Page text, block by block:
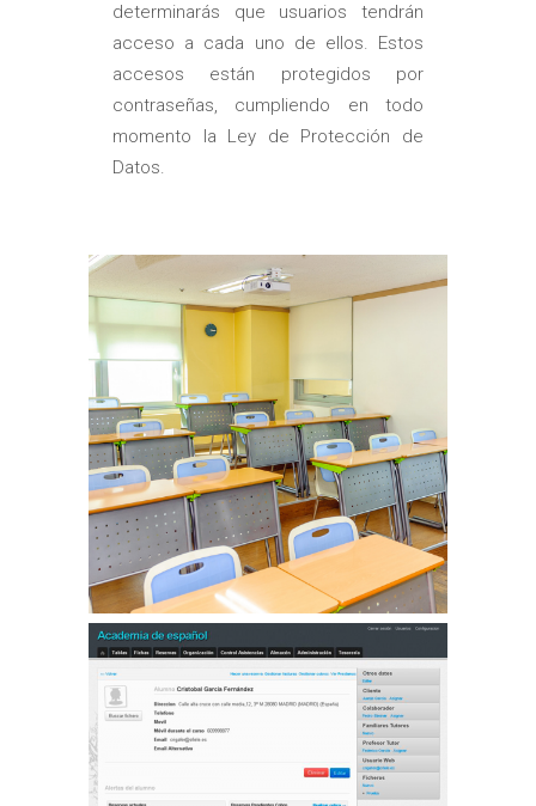
determinarás que usuarios tendrán
acceso a cada uno de ellos. Estos
accesos están protegidos por
contraseñas, cumpliendo en todo
momento la Ley de Protección de
Datos.